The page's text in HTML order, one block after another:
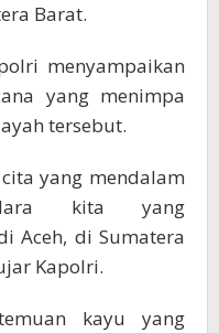
Barat.
menyampaikan
yang menimpa
tersebut.
yang mendalam
kita yang
Aceh, di Sumatera
Kapolri.
kayu yang